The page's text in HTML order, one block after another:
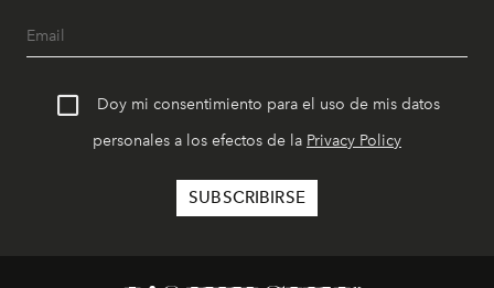
Doy mi consentimiento para el uso de mis datos
personales a los efectos de la Privacy Policy